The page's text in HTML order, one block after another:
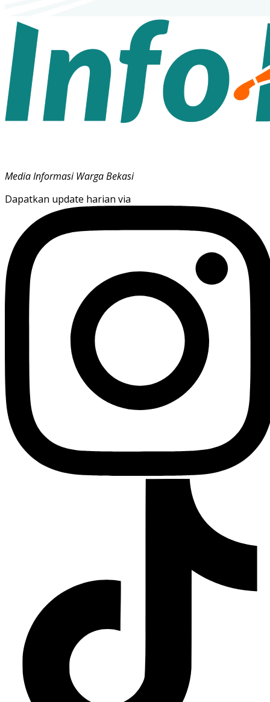
Media Informasi Warga Bekasi
Dapatkan update harian via